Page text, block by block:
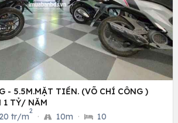
- 5.5M.MẶT TIỀN. (VÕ CHÍ CÔNG )
1 TỶ/ NĂM
tr/m
2
· 10m · 10